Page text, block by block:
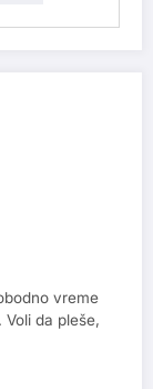
vreme
da pleše,